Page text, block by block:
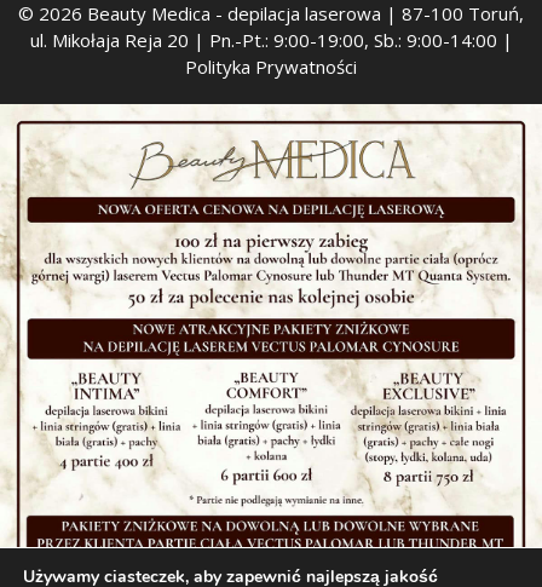
© 2026 Beauty Medica - depilacja laserowa | 87-100 Toruń,
ul. Mikołaja Reja 20 | Pn.-Pt.: 9:00-19:00, Sb.: 9:00-14:00 |
Polityka Prywatności
Używamy ciasteczek, aby zapewnić najlepszą jakość